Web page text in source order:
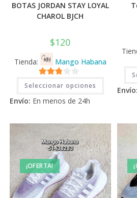
BOTAS JORDAN STAY LOYAL
CHAROL BJCH
$120
Tienda: Mango Habana
2.71
de 5
Seleccionar opciones
Este
producto
tiene
opciones
se
pueden
elegir
en
la
página
de
producto
Envío: En menos de 24h
Envío:
¡OFERTA!